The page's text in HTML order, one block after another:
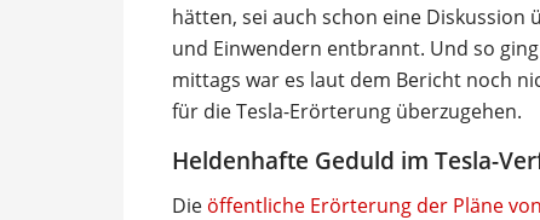
hätten, sei auch schon eine Diskussion
und Einwendern entbrannt. Und so
mittags war es laut dem Bericht noch
für die Tesla-Erörterung überzugehen.
Heldenhafte Geduld im Tesla-
Die öffentliche Erörterung der Pläne